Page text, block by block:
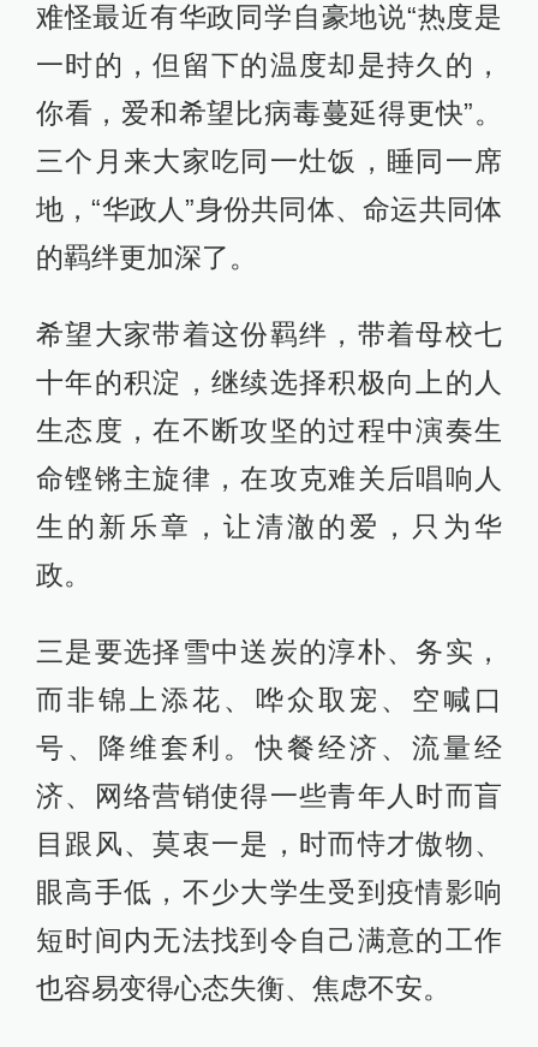
难怪最近有华政同学自豪地说“热度是
一时的，但留下的温度却是持久的，
你看，爱和希望比病毒蔓延得更快”。
三个月来大家吃同一灶饭，睡同一席
地，“华政人”身份共同体、命运共同体
的羁绊更加深了。
希望大家带着这份羁绊，带着母校七
十年的积淀，继续选择积极向上的人
生态度，在不断攻坚的过程中演奏生
命铿锵主旋律，在攻克难关后唱响人
生的新乐章，让清澈的爱，只为华
政。
三是要选择雪中送炭的淳朴、务实，
而非锦上添花、哗众取宠、空喊口
号、降维套利。快餐经济、流量经
济、网络营销使得一些青年人时而盲
目跟风、莫衷一是，时而恃才傲物、
眼高手低，不少大学生受到疫情影响
短时间内无法找到令自己满意的工作
也容易变得心态失衡、焦虑不安。